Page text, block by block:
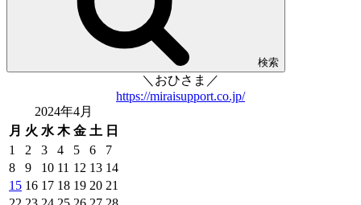
検索
＼おひさま／
https://miraisupport.co.jp/
2024年4月
月 火 水 木 金 土 日
1
2 3 4 5 6
7
8
9 10 11 12 13 14
15 16 17 18 19 20 21